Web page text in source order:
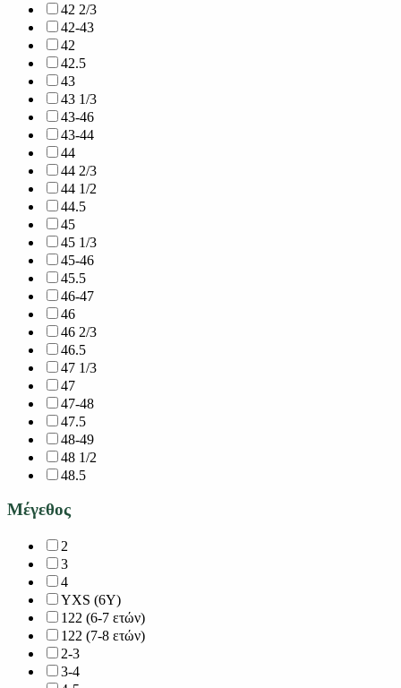
42 2/3
42-43
42
42.5
43
43 1/3
43-46
43-44
44
44 2/3
44 1/2
44.5
45
45 1/3
45-46
45.5
46-47
46
46 2/3
46.5
47 1/3
47
47-48
47.5
48-49
48 1/2
48.5
Μέγεθος
2
3
4
YXS (6Y)
122 (6-7 ετών)
122 (7-8 ετών)
2-3
3-4